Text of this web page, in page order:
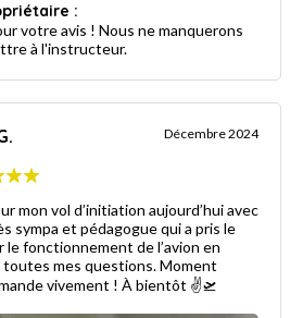
:
votre avis ! Nous ne manquerons
à l'instructeur.
Décembre 2024
mon vol d’initiation aujourd’hui avec
le fonctionnement de l’avion en
mes questions. Moment
inoubliable, je recommande vivement ! À bientôt ✌️🛫